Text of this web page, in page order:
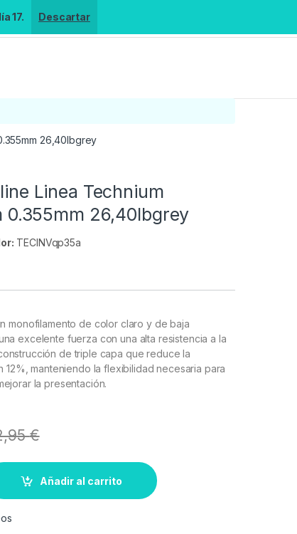
17. Descartar
26,40lbgrey
Linea Technium
0.355mm 26,40lbgrey
TECINVqp35a
monofilamento de color claro y de baja
excelente fuerza con una alta resistencia a la
de triple capa que reduce la
12%, manteniendo la flexibilidad necesaria para
la presentación.
€
Añadir al carrito